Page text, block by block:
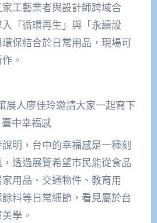
工藝業者與設計師跨域合
「循環再生」與「永續設
保結合於日常用品，現場可
。
展人廖佳玲邀請大家一起寫下
臺中幸福感
明，台中的幸福感是一種刻
透過展覽希望市民能從食品
用品、交通物件、教育用
料等日常細節，看見屬於台
學。